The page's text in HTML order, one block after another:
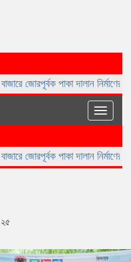
দালান নির্মাণের অভিযোগ কচুয়ায়
Toggle
দালান নির্মাণের অভিযোগ কচুয়ায়